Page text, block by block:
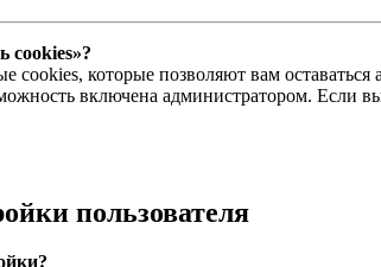
cookies»?
cookies, которые позволяют вам
включена администратором. Если
пользователя